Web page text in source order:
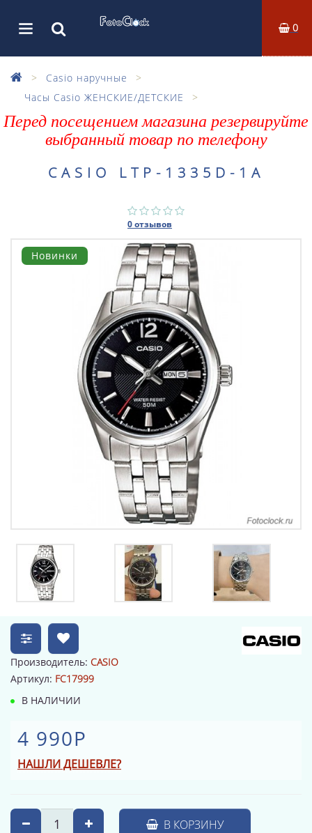
0
Casio наручные
Часы Casio ЖЕНСКИЕ/ДЕТСКИЕ
Перед посещением магазина резервируйте
выбранный товар по телефону
CASIO LTP-1335D-1A
0 отзывов
Новинки
Производитель: CASIO
Артикул: FC17999
В НАЛИЧИИ
4 990Р
НАШЛИ ДЕШЕВЛЕ?
В КОРЗИНУ